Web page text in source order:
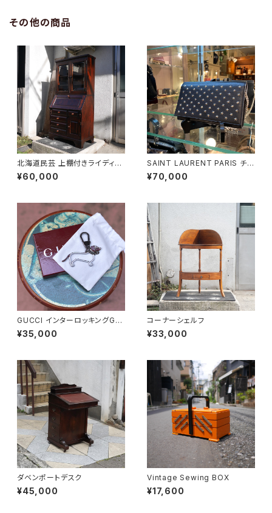
その他の商品
北海道民芸 上棚付きライディン
グビューロー
¥60,000
SAINT LAURENT PARIS チェ
ーンショルダーウォレット
¥70,000
GUCCI インターロッキングGド
ッグ キーホルダー
¥35,000
コーナーシェルフ
¥33,000
ダベンポートデスク
¥45,000
Vintage Sewing BOX
¥17,600